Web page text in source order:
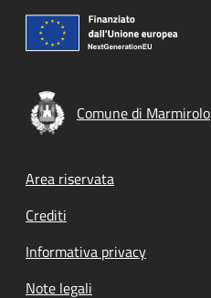
Comune di Marmirolo
Footer menu
Area riservata
Crediti
Informativa privacy
Note legali